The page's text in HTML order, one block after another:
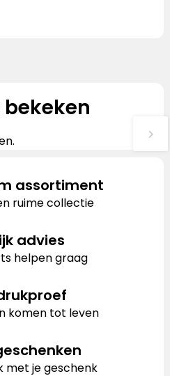
assortiment
ruime collectie
advies
helpen graag
komen tot leven
met je geschenk